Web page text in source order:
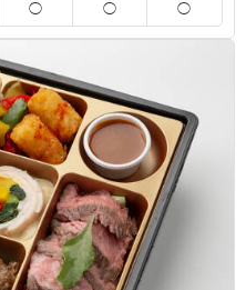
あったのと、ブリ照りがパ
、全然美味しくいただきま
会議
07/13
◯ ◯ ◯